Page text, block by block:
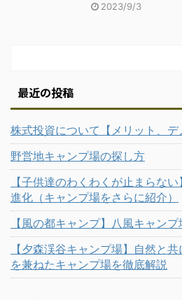
2023/9/3
最近の投稿
株式投資について【メリット、デ
野営地キャンプ場の探し方
【子供達のわくわくが止まらな
進化（キャンプ場をさらに紹介）
【風の都キャンプ】八風キャン
【夕森渓谷キャンプ場】自然と
を兼ねたキャンプ場を徹底解説